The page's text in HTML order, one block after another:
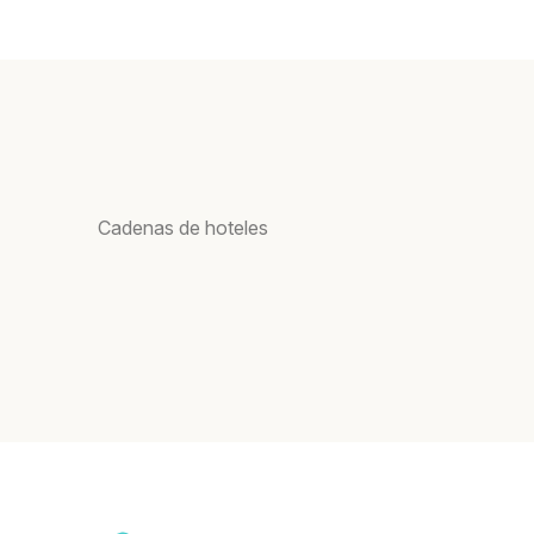
Cadenas de hoteles